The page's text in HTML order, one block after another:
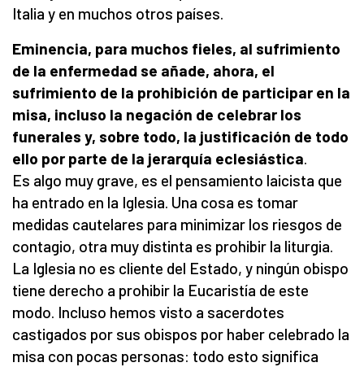
Italia y en muchos otros países.
Eminencia, para muchos fieles, al sufrimiento
de la enfermedad se añade, ahora, el
sufrimiento de la prohibición de participar en la
misa, incluso la negación de celebrar los
funerales y, sobre todo, la justificación de todo
ello por parte de la jerarquía eclesiástica
Es algo muy grave, es el pensamiento laicista que
ha entrado en la Iglesia. Una cosa es tomar
medidas cautelares para minimizar los riesgos de
contagio, otra muy distinta es prohibir la liturgia.
La Iglesia no es cliente del Estado, y ningún obispo
tiene derecho a prohibir la Eucaristía de este
modo. Incluso hemos visto a sacerdotes
castigados por sus obispos por haber celebrado la
misa con pocas personas: todo esto significa